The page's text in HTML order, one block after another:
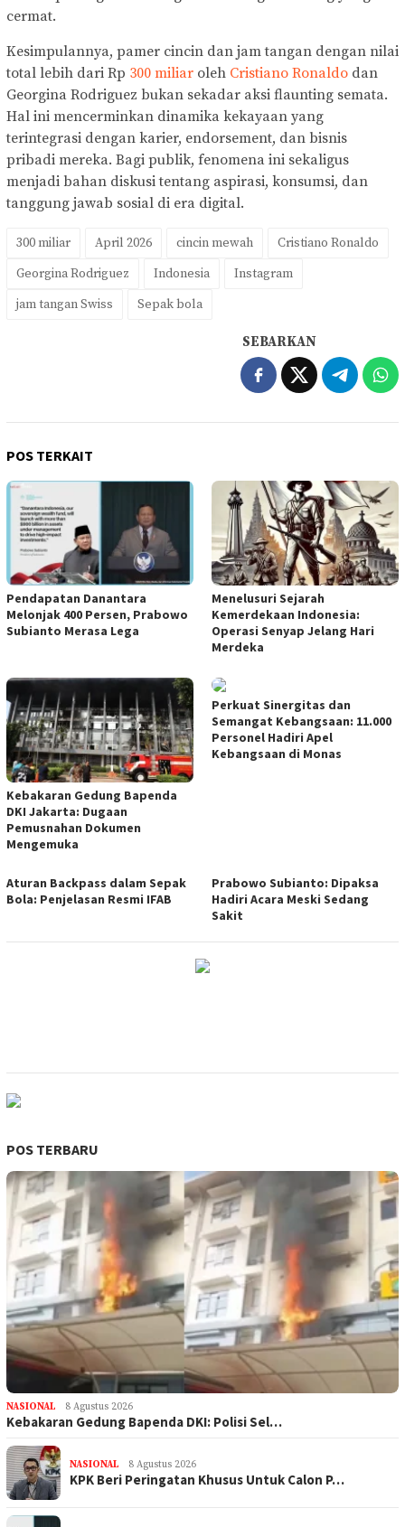
cermat.
Kesimpulannya, pamer cincin dan jam tangan dengan nilai
total lebih dari Rp 300 miliar oleh Cristiano Ronaldo dan
Georgina Rodriguez bukan sekadar aksi flaunting semata.
Hal ini mencerminkan dinamika kekayaan yang
terintegrasi dengan karier, endorsement, dan bisnis
pribadi mereka. Bagi publik, fenomena ini sekaligus
menjadi bahan diskusi tentang aspirasi, konsumsi, dan
tanggung jawab sosial di era digital.
300 miliar April 2026 cincin mewah
Cristiano Ronaldo
Georgina Rodriguez
Indonesia
Instagram
jam tangan Swiss
Sepak bola
SEBARKAN
POS TERKAIT
Pendapatan Danantara
Melonjak 400 Persen, Prabowo
Subianto Merasa Lega
Menelusuri Sejarah
Kemerdekaan Indonesia:
Operasi Senyap Jelang Hari
Merdeka
Kebakaran Gedung Bapenda
DKI Jakarta: Dugaan
Pemusnahan Dokumen
Mengemuka
Perkuat Sinergitas dan
Semangat Kebangsaan: 11.000
Personel Hadiri Apel
Kebangsaan di Monas
Aturan Backpass dalam Sepak
Bola: Penjelasan Resmi IFAB
Prabowo Subianto: Dipaksa
Hadiri Acara Meski Sedang
Sakit
POS TERBARU
NASIONAL 8 Agustus 2026
Kebakaran Gedung Bapenda DKI: Polisi Sel…
NASIONAL 8 Agustus 2026
KPK Beri Peringatan Khusus Untuk Calon P…